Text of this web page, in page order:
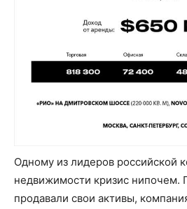
Одному из лидеров российской
недвижимости кризис нипочем.
продавали свои активы,